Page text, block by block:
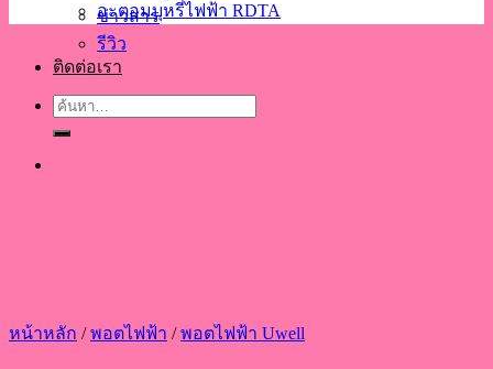
ข่าวสาร
รีวิว
ติดต่อเรา
ค้นหา:
อะตอมบุหรี่ไฟฟ้า RDTA
หน้าหลัก / พอตไฟฟ้า / พอตไฟฟ้า Uwell